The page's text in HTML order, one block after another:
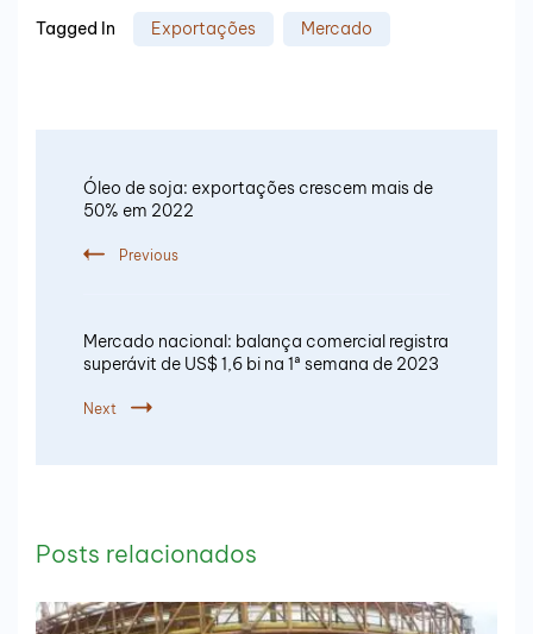
Tagged In Exportações Mercado
Óleo de soja: exportações crescem mais de
50% em 2022
Previous
Mercado nacional: balança comercial registra
superávit de US$ 1,6 bi na 1ª semana de 2023
Next
Posts relacionados